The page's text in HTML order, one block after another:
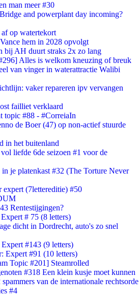
man meer #30
and powerplant day incoming?
op watertekort
hem in 2028 opvolgt
bij AH duurt straks 2x zo lang
Alles is welkom kneuzing of breuk
van vinger in waterattractie Walibi
vaker repareren ipv vervangen
failliet verklaard
topic #88 - #CorreiaIn
de Boer (47) op non-actief stuurde
in het buitenland
liefde 6de seizoen #1 voor de
je platenkast #32 (The Torture Never
expert (7lettereditie) #50
Rentestijgingen?
# 75 (8 letters)
dicht in Dordrecht, auto's zo snel
#143 (9 letters)
Expert #91 (10 letters)
Topic #201] Steamrolled
#318 Een klein kusje moet kunnen
van de internationale rechtsorde
#4